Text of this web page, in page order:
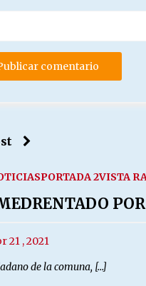
PORTADA 2VISTA
21 , 2021
de la comuna, […]